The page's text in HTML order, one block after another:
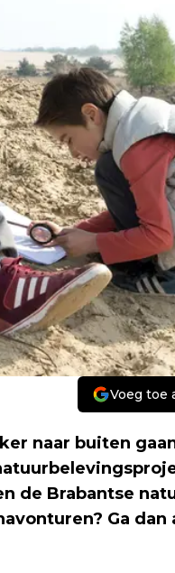
Voeg toe
naar buiten
de Brabantse
Ga